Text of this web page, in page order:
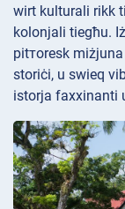
wirt kulturali rikk
kolоnjali tiegħu.
pitтoresk
storiċi, u swieq
istorja faxxinanti